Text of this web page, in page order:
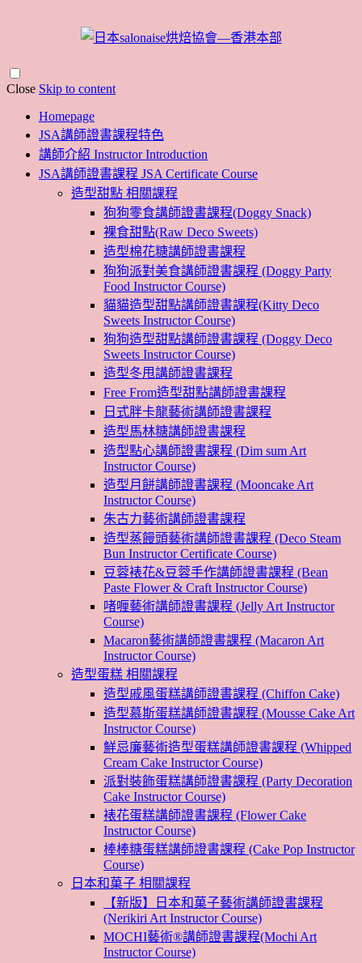
Close Skip to content
Homepage
JSA講師證書課程特色
講師介紹 Instructor Introduction
JSA講師證書課程 JSA Certificate Course
造型甜點 相關課程
狗狗零食講師證書課程(Doggy Snack)
裸食甜點(Raw Deco Sweets)
造型棉花糖講師證書課程
狗狗派對美食講師證書課程 (Doggy Party
Food Instructor Course)
貓貓造型甜點講師證書課程(Kitty Deco
Sweets Instructor Course)
狗狗造型甜點講師證書課程 (Doggy Deco
Sweets Instructor Course)
造型冬甩講師證書課程
Free From造型甜點講師證書課程
日式胖卡龍藝術講師證書課程
造型馬林糖講師證書課程
造型點心講師證書課程 (Dim sum Art
Instructor Course)
造型月餅講師證書課程 (Mooncake Art
Instructor Course)
朱古力藝術講師證書課程
造型蒸饅頭藝術講師證書課程 (Deco Steam
Bun Instructor Certificate Course)
豆蓉裱花&豆蓉手作講師證書課程 (Bean
Paste Flower & Craft Instructor Course)
啫喱藝術講師證書課程 (Jelly Art Instructor
Course)
Macaron藝術講師證書課程 (Macaron Art
Instructor Course)
造型蛋糕 相關課程
造型戚風蛋糕講師證書課程 (Chiffon Cake)
造型慕斯蛋糕講師證書課程 (Mousse Cake Art
Instructor Course)
鮮忌廉藝術造型蛋糕講師證書課程 (Whipped
Cream Cake Instructor Course)
派對裝飾蛋糕講師證書課程 (Party Decoration
Cake Instructor Course)
裱花蛋糕講師證書課程 (Flower Cake
Instructor Course)
棒棒糖蛋糕講師證書課程 (Cake Pop Instructor
Course)
日本和菓子 相關課程
【新版】日本和菓子藝術講師證書課程
(Nerikiri Art Instructor Course)
MOCHI藝術®講師證書課程(Mochi Art
Instructor Course)